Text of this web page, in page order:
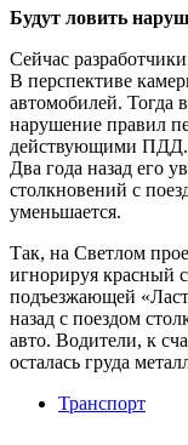
Будут ловить
Сейчас
В перспективе
автомобилей. Тогда
нарушение правил
действующими ПДД.
Два года назад его
столкновений с
уменьшается.
Так, на Светлом
игнорируя красный
подъезжающей
назад с поездом
авто. Водители, к
осталась груда
Транспорт